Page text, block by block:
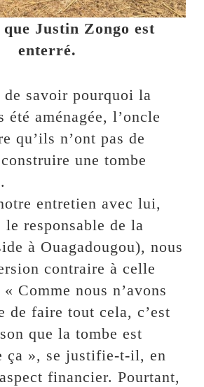
que Justin Zongo est
enterré.
savoir pourquoi la
été aménagée, l’oncle
qu’ils n’ont pas de
une tombe
entretien avec lui,
responsable de la
à Ouagadougou), nous
contraire à celle
Comme nous n’avons
de faire tout cela, c’est
que la tombe est
ça », se justifie-t-il, en
financier. Pourtant,